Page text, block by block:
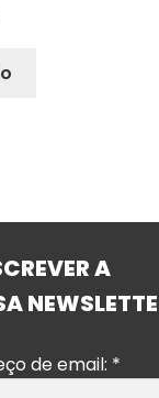
A
de email: *